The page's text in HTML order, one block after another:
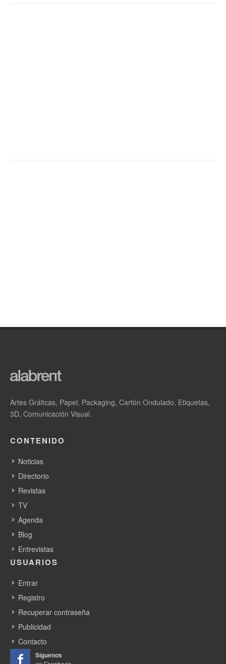
Artes Gráficas, Papel, Packaging, Cartón Ondulado, Etiquetas,
3D, Comunicación Visual.
CONTENIDO
Noticias
Directorio
Revistas
TV
Agenda
Blog
Entrevistas
USUARIOS
Entrar
Registro
Recuperar contraseña
Publicidad
Contacto
Síguenos